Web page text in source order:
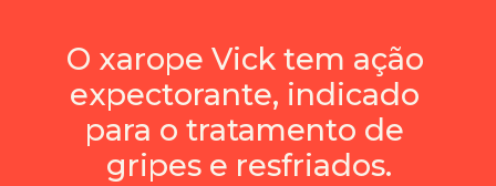
O xarope Vick tem ação
expectorante, indicado
para o tratamento de
gripes e resfriados.